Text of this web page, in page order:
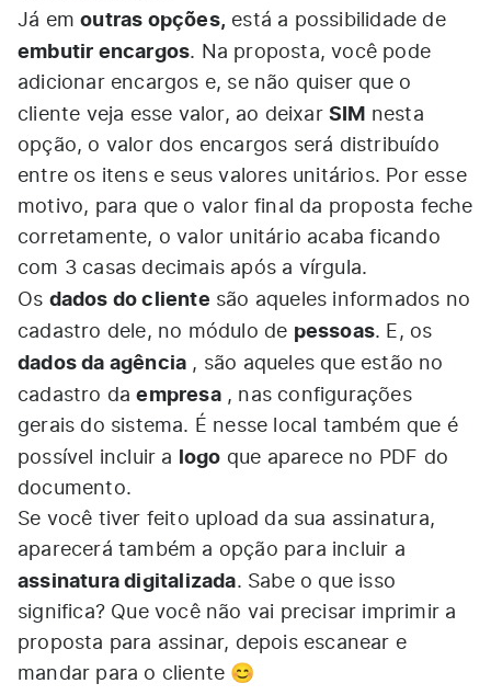
Já emoutras opções, está a possibilidade de
embutir encargos. Na proposta, você pode
adicionar encargos e, se não quiser que o
cliente veja esse valor, ao deixar SIM nesta
opção, o valor dos encargos será distribuído
entre os itens e seus valores unitários. Por esse
motivo, para que o valor final da proposta feche
corretamente, o valor unitário acaba ficando
com 3 casas decimais após a vírgula.
Os dados do cliente são aqueles informados no
cadastro dele, no módulo de pessoas. E, os
dados da agência , são aqueles que estão no
cadastro daempresa, nas configurações
gerais do sistema. É nesse local também que é
possível incluir a logo que aparece no PDF do
documento.
Se você tiver feito upload da sua assinatura,
aparecerá também a opção para incluir a
assinatura digitalizada. Sabe o que isso
significa? Que você não vai precisar imprimir a
proposta para assinar, depois escanear e
mandar para o cliente 😊